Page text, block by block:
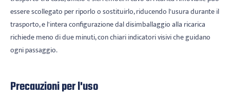
essere scollegato per riporlo o sostituirlo, riducendo l'usura durante il
trasporto, e l'intera configurazione dal disimballaggio alla ricarica
richiede meno di due minuti, con chiari indicatori visivi che guidano
ogni passaggio.
Precauzioni per l'uso